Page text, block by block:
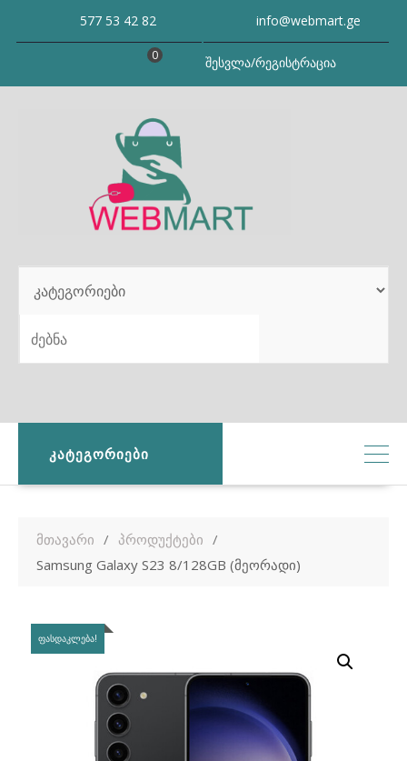
577 53 42 82 info@webmart.ge
შესვლა/რეგისტრაცია
0
SEARCH
ᲙᲐᲢᲔᲒᲝᲠᲘᲔᲑᲘ
მთავარი
პროდუქტები
Samsung Galaxy S23 8/128GB (მეორადი)
ᲤᲐᲡᲓᲐᲙᲚᲔᲑᲐ!